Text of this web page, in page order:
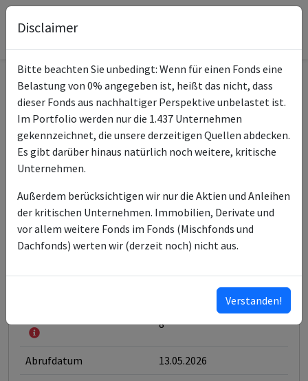
Informationen zum Fonds
Name
Xtrackers MSCI World
Value ESG UCITS ETF 1C
ISIN des Fonds
Typ des Fonds ETF
Fondsmanagement DWS Investment SA
8
Abrufdatum 13.05.2026
Disclaimer
Bitte beachten Sie unbedingt: Wenn für einen Fonds eine
Belastung von 0% angegeben ist, heißt das nicht, dass
dieser Fonds aus nachhaltiger Perspektive unbelastet ist.
Im Portfolio werden nur die 1.437 Unternehmen
gekennzeichnet, die unsere derzeitigen Quellen abdecken.
Es gibt darüber hinaus natürlich noch weitere, kritische
Unternehmen.
Außerdem berücksichtigen wir nur die Aktien und Anleihen
der kritischen Unternehmen. Immobilien, Derivate und
vor allem weitere Fonds im Fonds (Mischfonds und
Dachfonds) werten wir (derzeit noch) nicht aus.
Verstanden!